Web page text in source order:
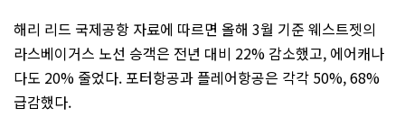
해리 리드 국제공항 자료에 따르면 올해 3월 기준 웨스트젯의
라스베이거스 노선 승객은 전년 대비 22% 감소했고, 에어캐나
다도 20% 줄었다. 포터항공과 플레어항공은 각각 50%, 68%
급감했다.